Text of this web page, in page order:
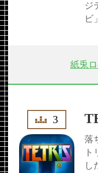
ジ
ビ
紙兎
落
し
3